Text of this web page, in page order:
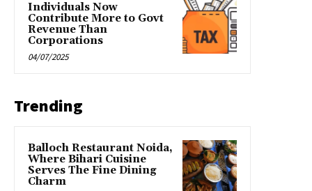
Individuals Now
Contribute More to Govt
Revenue Than
Corporations
04/07/2025
Trending
Balloch Restaurant Noida,
Where Bihari Cuisine
Serves The Fine Dining
Charm